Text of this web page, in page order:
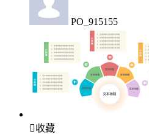
PO_915155
收藏